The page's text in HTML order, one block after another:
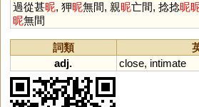
過從甚昵, 狎昵無間, 親昵亡間, 捻捻昵
昵無間
詞類
adj.
close, intimate